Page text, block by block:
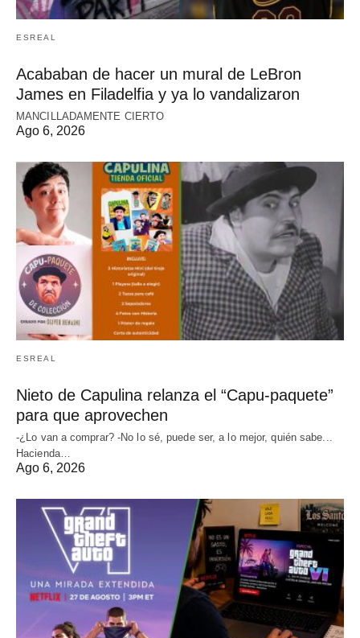
ESREAL
Acababan de hacer un mural de LeBron
James en Filadelfia y ya lo vandalizaron
MANCILLADAMENTE CIERTO
Ago 6, 2026
ESREAL
Nieto de Capulina relanza el “Capu-paquete”
para que aprovechen
-¿Lo van a comprar? -No lo sé, puede ser, a lo mejor, quién sabe...
Hacienda…
Ago 6, 2026